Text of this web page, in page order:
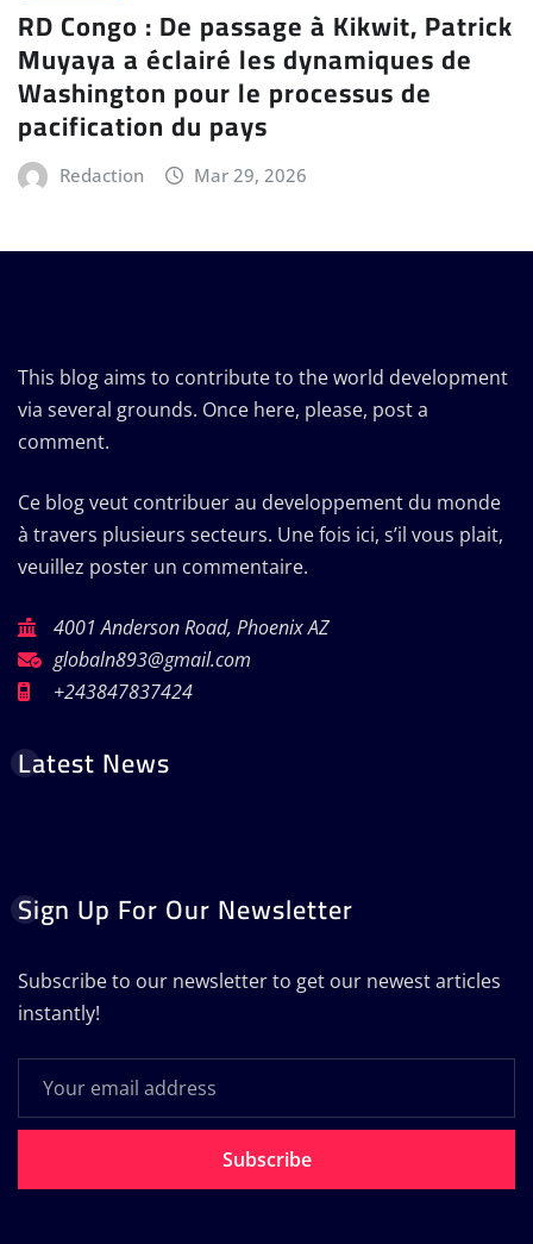
RD Congo : De passage à Kikwit, Patrick
Muyaya a éclairé les dynamiques de
Washington pour le processus de
pacification du pays
Redaction Mar 29, 2026
This blog aims to contribute to the world development
via several grounds. Once here, please, post a
comment.
Ce blog veut contribuer au developpement du monde
à travers plusieurs secteurs. Une fois ici, s’il vous plait,
veuillez poster un commentaire.
4001 Anderson Road, Phoenix AZ
globaln893@gmail.com
+243847837424
Latest News
Sign Up For Our Newsletter
Subscribe to our newsletter to get our newest articles
instantly!
Subscribe